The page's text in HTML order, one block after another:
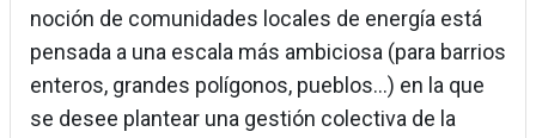
noción de comunidades locales de energía está
pensada a una escala más ambiciosa (para barrios
enteros, grandes polígonos, pueblos…) en la que
se desee plantear una gestión colectiva de la